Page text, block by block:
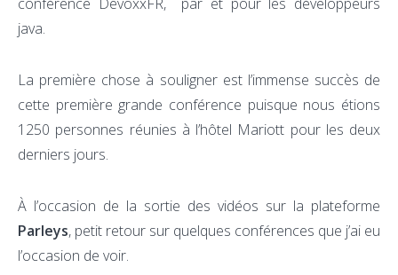
java.
La première chose à souligner est l’immense succès de
cette première grande conférence puisque nous étions
1250 personnes réunies à l’hôtel Mariott pour les deux
derniers jours.
À l’occasion de la sortie des vidéos sur la plateforme
Parleys, petit retour sur quelques conférences que j’ai eu
l’occasion de voir.